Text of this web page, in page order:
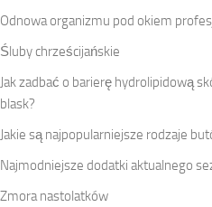
Odnowa organizmu pod okiem
Śluby chrześcijańskie
Jak zadbać o barierę hydrolipidową
blask?
Jakie są najpopularniejsze rodzaje
Najmodniejsze dodatki aktualnego
Zmora nastolatków